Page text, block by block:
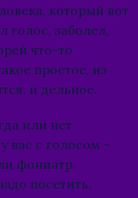
который вот
голос, заболел,
что-то
простое, из
и дельное.
или нет
вас с голосом –
фониатр.
посетить,